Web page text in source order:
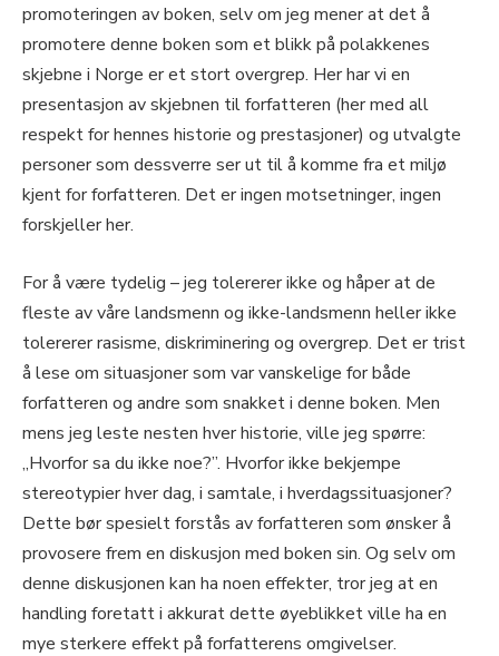
promoteringen av boken, selv om jeg mener at det å
promotere denne boken som et blikk på polakkenes
skjebne i Norge er et stort overgrep. Her har vi en
presentasjon av skjebnen til forfatteren (her med all
respekt for hennes historie og prestasjoner) og utvalgte
personer som dessverre ser ut til å komme fra et miljø
kjent for forfatteren. Det er ingen motsetninger, ingen
forskjeller her.
For å være tydelig – jeg tolererer ikke og håper at de
fleste av våre landsmenn og ikke-landsmenn heller ikke
tolererer rasisme, diskriminering og overgrep. Det er trist
å lese om situasjoner som var vanskelige for både
forfatteren og andre som snakket i denne boken. Men
mens jeg leste nesten hver historie, ville jeg spørre:
„Hvorfor sa du ikke noe?”. Hvorfor ikke bekjempe
stereotypier hver dag, i samtale, i hverdagssituasjoner?
Dette bør spesielt forstås av forfatteren som ønsker å
provosere frem en diskusjon med boken sin. Og selv om
denne diskusjonen kan ha noen effekter, tror jeg at en
handling foretatt i akkurat dette øyeblikket ville ha en
mye sterkere effekt på forfatterens omgivelser.